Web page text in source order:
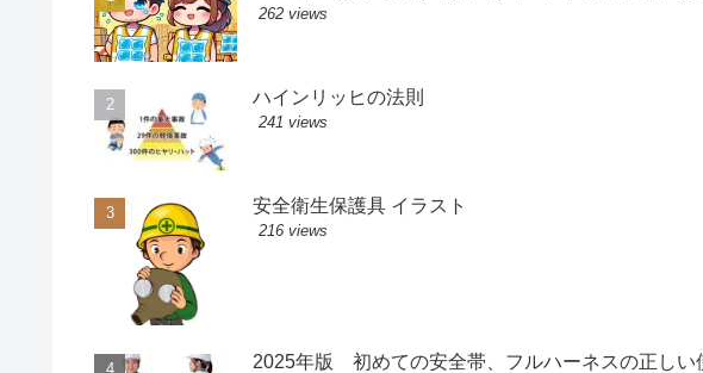
262 views
ハインリッヒの法則
241 views
安全衛生保護具 イラスト
216 views
2025年版 初めての安全帯、フルハーネスの正しい